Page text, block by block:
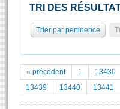
Pétitions
Documents
Projets de loi
Statistiques et
Documents de
( Constitution |
La Bibliothèque
Les archives
TRI DES
Trier par pertinence
« précedent 1 13430
13439
13440 13441